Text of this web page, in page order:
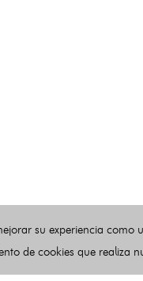
su experiencia
de cookies que realiza